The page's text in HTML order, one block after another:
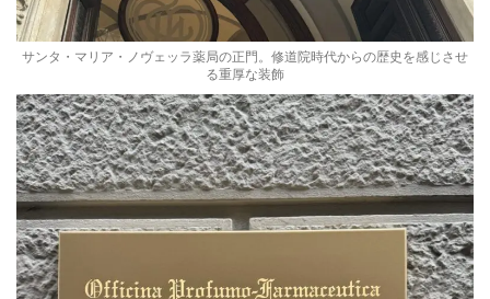
サンタ・マリア・ノヴェッラ薬局の正門。修道院時代からの歴史を感じさせ
る重厚な装飾